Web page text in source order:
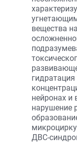
вещества
гидратация
нейронах и
нарушение
ДВС-